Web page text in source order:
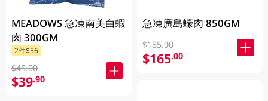
MEADOWS 急凍南美白蝦
肉 300GM
2件$56
$45.00
$39.90
急凍廣島蠔肉 850GM
$185.00
$165.00